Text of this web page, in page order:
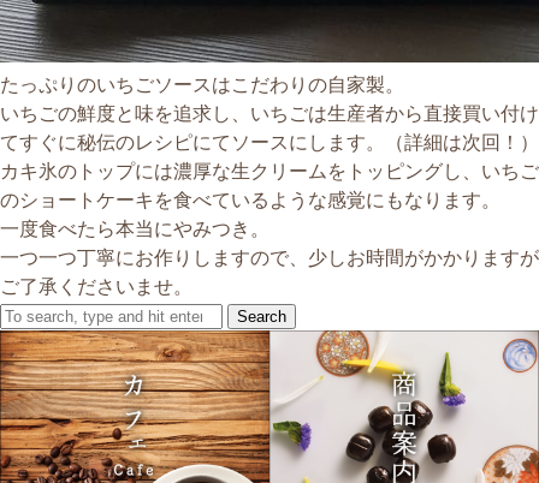
たっぷりのいちごソースはこだわりの自家製。
いちごの鮮度と味を追求し、いちごは生産者から直接買い付け
てすぐに秘伝のレシピにてソースにします。（詳細は次回！）
カキ氷のトップには濃厚な生クリームをトッピングし、いちご
のショートケーキを食べているような感覚にもなります。
一度食べたら本当にやみつき。
一つ一つ丁寧にお作りしますので、少しお時間がかかりますが
ご了承くださいませ。
Search